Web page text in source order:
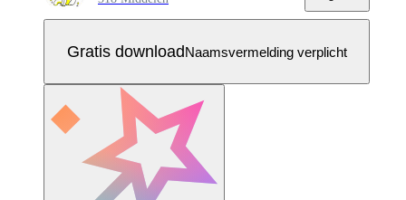
Gratis downloadNaamsvermelding verplicht